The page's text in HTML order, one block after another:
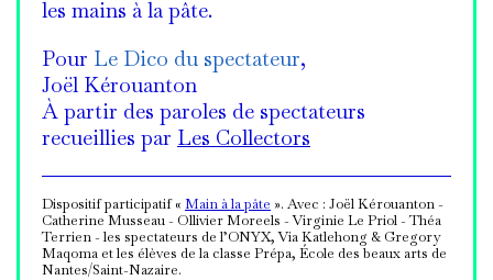
les mains à la pâte.
Pour Le Dico du spectateur,
Joël Kérouanton
À partir des paroles de spectateurs
recueillies par Les Collectors
Dispositif participatif « Main à la pâte ». Avec : Joël Kérouanton -
Catherine Musseau - Ollivier Moreels - Virginie Le Priol - Théa
Terrien - les spectateurs de l’ONYX, Via Katlehong & Gregory
Maqoma et les élèves de la classe Prépa, École des beaux arts de
Nantes/Saint-Nazaire.